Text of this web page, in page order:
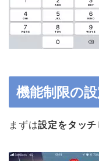
機能制限の
まずは設定をタッチ